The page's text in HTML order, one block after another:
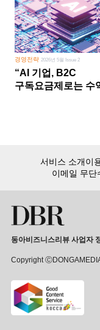
경영전략 2026년 5월 Issue 2
“AI 기업, B2C
구독요금제로는 수
15,000여 건의 DBR 콘텐
서비스 소개이
이메일 무단
동아비즈니스리뷰 사업자
Copyright